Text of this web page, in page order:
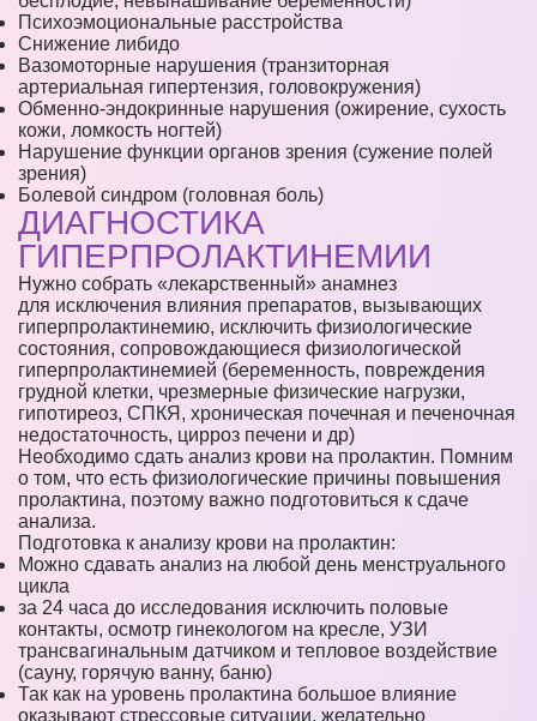
Психоэмоциональные расстройства
Снижение либидо
Вазомоторные нарушения (транзиторная
артериальная гипертензия, головокружения)
Обменно-эндокринные нарушения (ожирение, сухость
кожи, ломкость ногтей)
Нарушение функции органов зрения (сужение полей
зрения)
Болевой синдром (головная боль)
ДИАГНОСТИКА
ГИПЕРПРОЛАКТИНЕМИИ
Нужно собрать «лекарственный» анамнез
для исключения влияния препаратов, вызывающих
гиперпролактинемию, исключить физиологические
состояния, сопровождающиеся физиологической
гиперпролактинемией (беременность, повреждения
грудной клетки, чрезмерные физические нагрузки,
гипотиреоз, СПКЯ, хроническая почечная и печеночная
недостаточность, цирроз печени и др)
Необходимо сдать анализ крови на пролактин. Помним
о том, что есть физиологические причины повышения
пролактина, поэтому важно подготовиться к сдаче
анализа.
Подготовка к анализу крови на пролактин:
Можно сдавать анализ на любой день менструального
цикла
за 24 часа до исследования исключить половые
контакты, осмотр гинекологом на кресле, УЗИ
трансвагинальным датчиком и тепловое воздействие
(сауну, горячую ванну, баню)
Так как на уровень пролактина большое влияние
оказывают стрессовые ситуации, желательно